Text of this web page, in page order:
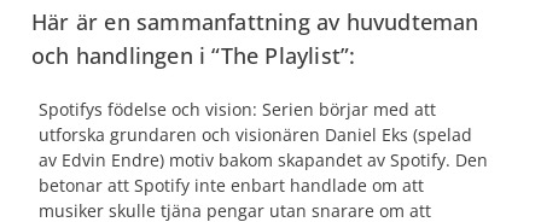
Här är en sammanfattning av huvudteman
och handlingen i “The Playlist”:
Spotifys födelse och vision: Serien börjar med att
utforska grundaren och visionären Daniel Eks (spelad
av Edvin Endre) motiv bakom skapandet av Spotify. Den
betonar att Spotify inte enbart handlade om att
musiker skulle tjäna pengar utan snarare om att